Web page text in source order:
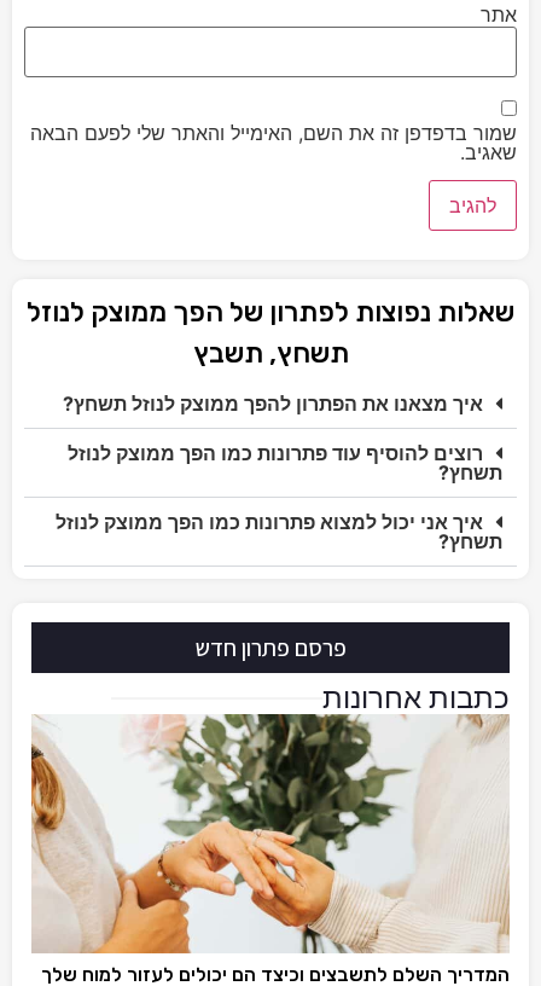
אתר
שמור בדפדפן זה את השם, האימייל והאתר שלי לפעם הבאה
שאגיב.
שאלות נפוצות לפתרון של הפך ממוצק לנוזל
תשחץ, תשבץ
איך מצאנו את הפתרון להפך ממוצק לנוזל תשחץ?
רוצים להוסיף עוד פתרונות כמו הפך ממוצק לנוזל
תשחץ?
איך אני יכול למצוא פתרונות כמו הפך ממוצק לנוזל
תשחץ?
פרסם פתרון חדש
כתבות אחרונות
המדריך השלם לתשבצים וכיצד הם יכולים לעזור למוח שלך